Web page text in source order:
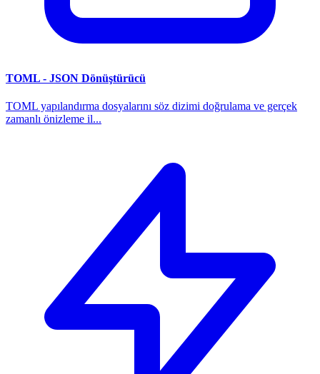
TOML - JSON Dönüştürücü
TOML yapılandırma dosyalarını söz dizimi doğrulama ve gerçek
zamanlı önizleme il...